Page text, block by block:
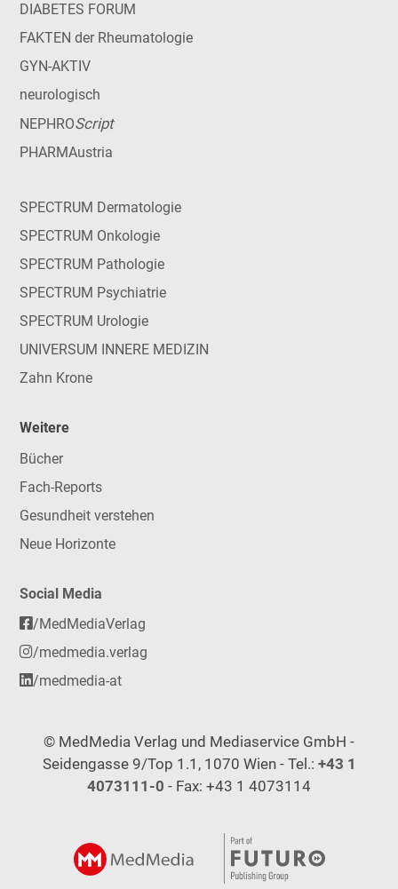
DIABETES FORUM
FAKTEN der Rheumatologie
GYN-AKTIV
neurologisch
NEPHROScript
PHARMAustria
SPECTRUM Dermatologie
SPECTRUM Onkologie
SPECTRUM Pathologie
SPECTRUM Psychiatrie
SPECTRUM Urologie
UNIVERSUM INNERE MEDIZIN
Zahn Krone
Weitere
Bücher
Fach-Reports
Gesundheit verstehen
Neue Horizonte
Social Media
/MedMediaVerlag
/medmedia.verlag
/medmedia-at
© MedMedia Verlag und Mediaservice GmbH -
Seidengasse 9/Top 1.1, 1070 Wien - Tel.: +43 1
4073111-0 - Fax: +43 1 4073114